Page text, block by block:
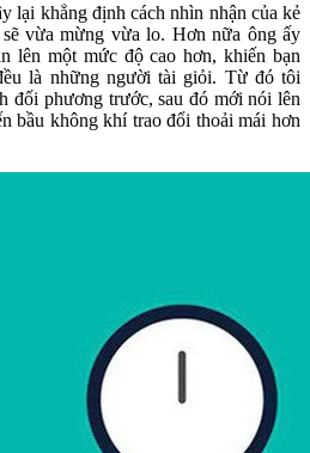
lại khẳng định cách nhìn nhận của kẻ
vừa mừng vừa lo. Hơn nữa ông ấy
lên một mức độ cao hơn, khiến bạn
là những người tài giỏi. Từ đó tôi
đối phương trước, sau đó mới nói lên
bầu không khí trao đổi thoải mái hơn